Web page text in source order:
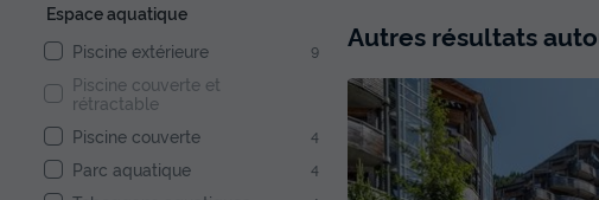
Espace aquatique
Piscine extérieure
9
Piscine couverte et
rétractable
Piscine couverte
4
Parc aquatique 4
Autres résultats